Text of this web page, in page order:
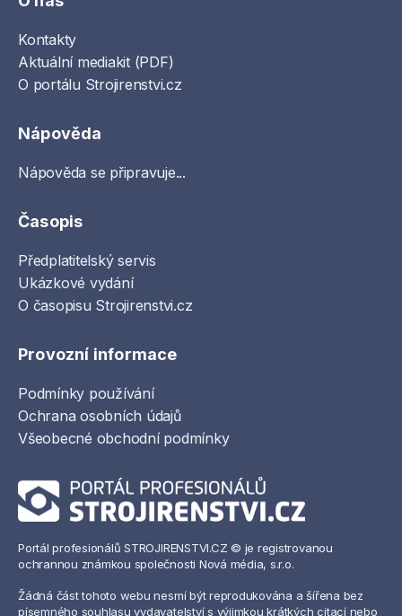
Kontakty
Aktuální mediakit (PDF)
O portálu Strojirenstvi.cz
Nápověda
Nápověda se připravuje...
Časopis
Předplatitelský servis
Ukázkové vydání
O časopisu Strojirenstvi.cz
Provozní informace
Podmínky používání
Ochrana osobních údajů
Všeobecné obchodní podmínky
Portál profesionálů STROJIRENSTVI.CZ © je registrovanou
ochrannou známkou společnosti Nová média, s.r.o.
Žádná část tohoto webu nesmí být reprodukována a šířena bez
písemného souhlasu vydavatelství s výjimkou krátkých citací nebo